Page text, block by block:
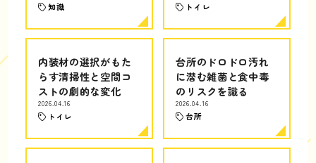
知識 トイレ
内装材の選択がもた
らす清掃性と空間コ
ストの劇的な変化
2026.04.16
トイレ
台所のドロドロ汚れ
に潜む雑菌と食中毒
のリスクを識る
2026.04.16
台所